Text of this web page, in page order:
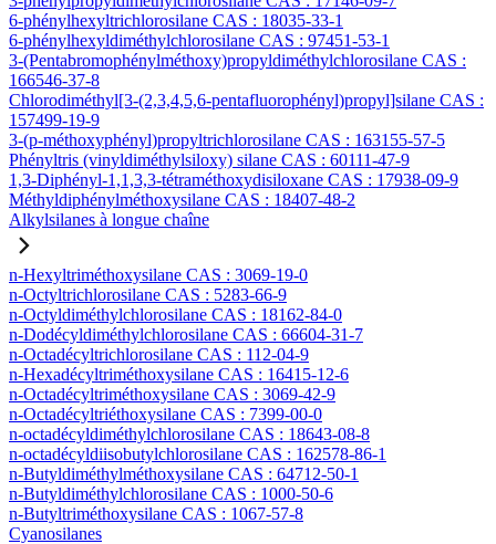
6-phénylhexyltrichlorosilane CAS : 18035-33-1
6-phénylhexyldiméthylchlorosilane CAS : 97451-53-1
3-(Pentabromophénylméthoxy)propyldiméthylchlorosilane CAS :
166546-37-8
Chlorodiméthyl[3-(2,3,4,5,6-pentafluorophényl)propyl]silane CAS :
157499-19-9
3-(p-méthoxyphényl)propyltrichlorosilane CAS : 163155-57-5
Phényltris (vinyldiméthylsiloxy) silane CAS : 60111-47-9
1,3-Diphényl-1,1,3,3-tétraméthoxydisiloxane CAS : 17938-09-9
Méthyldiphénylméthoxysilane CAS : 18407-48-2
Alkylsilanes à longue chaîne
n-Hexyltriméthoxysilane CAS : 3069-19-0
n-Octyltrichlorosilane CAS : 5283-66-9
n-Octyldiméthylchlorosilane CAS : 18162-84-0
n-Dodécyldiméthylchlorosilane CAS : 66604-31-7
n-Octadécyltrichlorosilane CAS : 112-04-9
n-Hexadécyltriméthoxysilane CAS : 16415-12-6
n-Octadécyltriméthoxysilane CAS : 3069-42-9
n-Octadécyltriéthoxysilane CAS : 7399-00-0
n-octadécyldiméthylchlorosilane CAS : 18643-08-8
n-octadécyldiisobutylchlorosilane CAS : 162578-86-1
n-Butyldiméthylméthoxysilane CAS : 64712-50-1
n-Butyldiméthylchlorosilane CAS : 1000-50-6
n-Butyltriméthoxysilane CAS : 1067-57-8
Cyanosilanes